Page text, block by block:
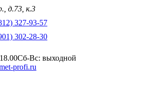
д.73, к.3
327-93-57
302-28-30
Сб-Вс: выходной
profi.ru